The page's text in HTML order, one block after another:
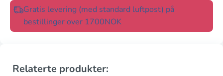
Gratis levering (med standard luftpost) på
bestillinger over 1700NOK
Relaterte produkter: